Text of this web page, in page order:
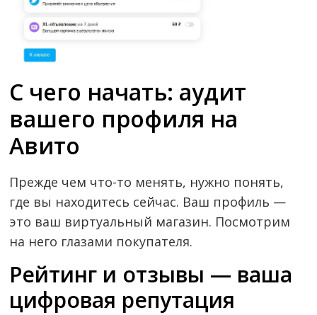
С чего начать: аудит
вашего профиля на
Авито
Прежде чем что-то менять, нужно понять,
где вы находитесь сейчас. Ваш профиль —
это ваш виртуальный магазин. Посмотрим
на него глазами покупателя.
Рейтинг и отзывы — ваша
цифровая репутация